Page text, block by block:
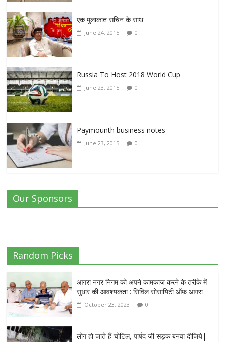
एक मुलाकात सचिन के साथ
June 24, 2015 0
Russia To Host 2018 World Cup
June 23, 2015 0
Paymounth business notes
June 23, 2015 0
Our Sponsors
Random Picks
आगरा नगर निगम को अपने कामकाज करने के तरीके में
सुधार की आवश्यकता : सिविल सोसायिटी ऑफ़ आगरा
October 23, 2023 0
लोग हो जाते हैं चोटिल, पार्षद जी सड़क बनवा दीजिये|